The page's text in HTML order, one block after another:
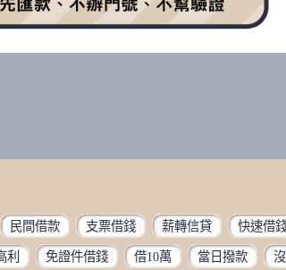
民間借款 支票借錢 薪轉信貸 快速借
利 免證件借錢 借10萬 當日撥款